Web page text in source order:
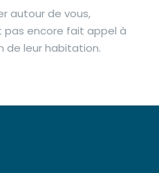
autour de vous,
pas encore fait appel à
de leur habitation.